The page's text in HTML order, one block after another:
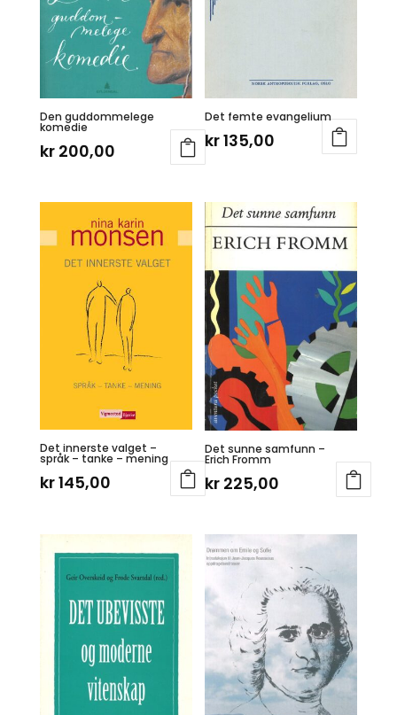
Den guddommelege
komedie
kr200,00
Det femte evangelium
kr135,00
Det innerste valget –
språk – tanke – mening
kr145,00
Det sunne samfunn –
Erich Fromm
kr 225,00